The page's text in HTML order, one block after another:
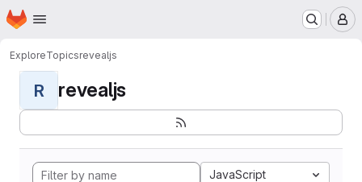
Skip to main content
Homepage
ExploreTopicsrevealjs
R revealjs
JavaScript